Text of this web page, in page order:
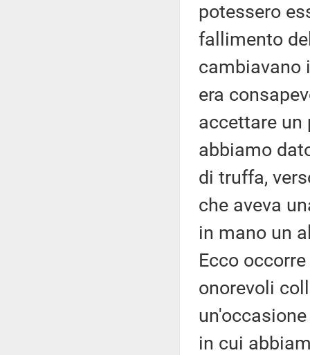
potessero
fallimento
cambiavano
era
accettare un
abbiamo
di truffa,
che aveva
in mano un
Ecco
onorevoli
in cui